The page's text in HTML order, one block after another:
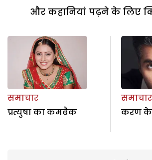
और कहानियां पढ़ने के लिए
समाचार
प्रत्युषा का कमबैक
समाचार
करण